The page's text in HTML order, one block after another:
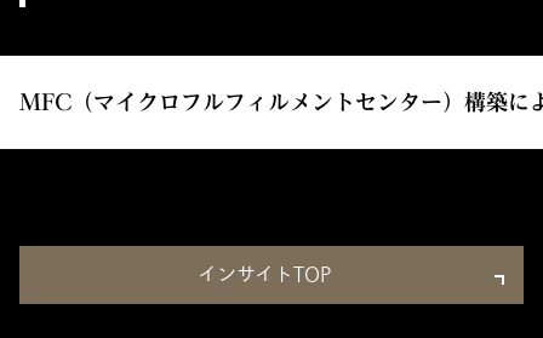
MFC（マイクロフルフィルメントセンター）構築
インサイトTOP